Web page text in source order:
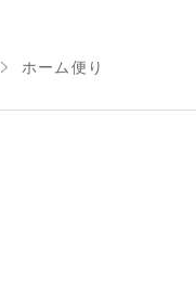
ホーム便り